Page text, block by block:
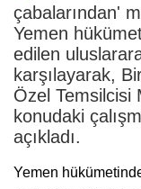
Yemen
edilen
karşılayarak,
Özel Temsilcisi
konudaki
açıkladı.
Yemen